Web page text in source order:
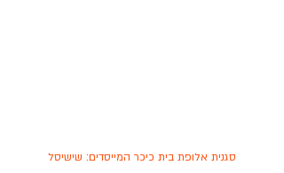
סגנית אלופת בית כיכר המייסדים: שישיסל